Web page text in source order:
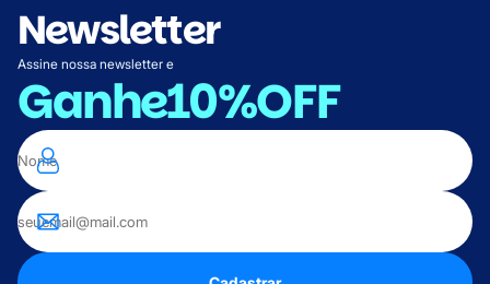
Newsletter
Assine nossa newsletter e
Ganhe10%OFF